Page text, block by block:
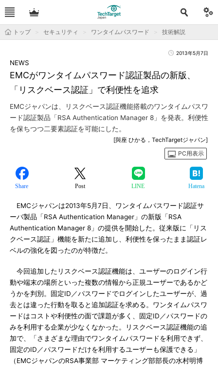
トップ セキュリティ ワンタイムパスワード 技術解説
2013年5月7日
EMCがワンタイムパスワード認証製品の新版、
「リスクベース認証」で利便性を追求
NEWS
EMCジャパンは、リスクベース認証機能搭載のワンタイムパスワ
ード認証製品「RSA Authentication Manager 8」を発表。利便性
を保ちつつ二要素認証を可能にした。
[與座 ひかる，TechTargetジャパン]
PC用表示
Share Post LINE Hatena
EMCジャパンは2013年5月7日、ワンタイムパスワード認証サ
ーバ製品「RSA Authentication Manager」の新版「RSA
Authentication Manager 8」の提供を開始した。従来版に「リス
クベース認証」機能を新たに追加し、利便性を保ったまま認証レ
ベルの強化を図ったのが特徴だ。
今回追加したリスクベース認証機能は、ユーザーのログイン行
動や端末の場所といった複数の情報から正規ユーザーであるかど
うかを判別。固定ID／パスワードでログインしたユーザーが、過
去とは違った行動を取ると追加認証を求める。ワンタイムパスワ
ードはコストや利便性の面で課題が多く、固定ID／パスワードの
みを利用する企業が少なくなかった。リスクベース認証機能の追
加で、「さまざまな理由でワンタイムパスワードを利用できず、
固定のID／パスワードだけを利用するユーザーも保護できる」
（EMCジャパンのRSA事業部 マーケティング部部長の水村明博